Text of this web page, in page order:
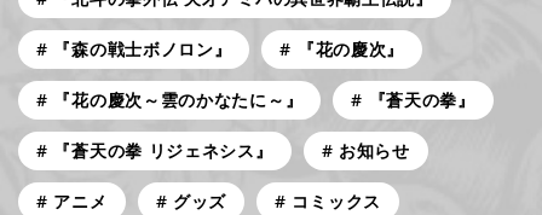
『森の戦士ボノロン』 『花の慶次』
『花の慶次～雲のかなたに～』 『蒼天の拳』
『蒼天の拳 リジェネシス』 お知らせ
アニメ グッズ コミックス